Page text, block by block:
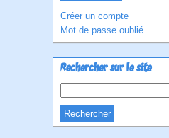
Créer un compte
Mot de passe oublié
Rechercher sur le site